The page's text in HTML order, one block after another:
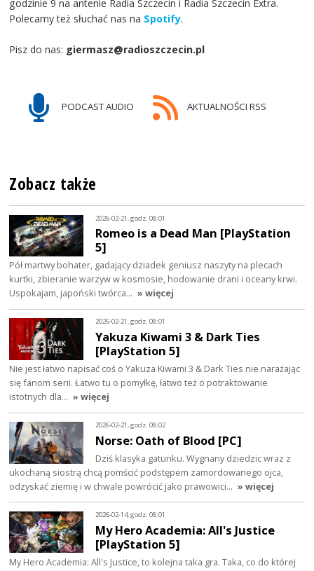
godzinie 9 na antenie Radia Szczecin i Radia Szczecin Extra.
Polecamy też słuchać nas na Spotify.
Pisz do nas: giermasz@radioszczecin.pl
PODCAST AUDIO AKTUALNOŚCI RSS
Zobacz także
2026-02-21, godz. 08:01
Romeo is a Dead Man [PlayStation
5]
Pół martwy bohater, gadający dziadek geniusz naszyty na plecach
kurtki, zbieranie warzyw w kosmosie, hodowanie drani i oceany krwi.
Uspokajam, japoński twórca… » więcej
2026-02-21, godz. 08:01
Yakuza Kiwami 3 & Dark Ties
[PlayStation 5]
Nie jest łatwo napisać coś o Yakuza Kiwami 3 & Dark Ties nie narażając
się fanom serii. Łatwo tu o pomyłkę, łatwo też o potraktowanie
istotnych dla… » więcej
2026-02-21, godz. 08:02
Norse: Oath of Blood [PC]
Dziś klasyka gatunku. Wygnany dziedzic wraz z
ukochaną siostrą chcą pomścić podstępem zamordowanego ojca,
odzyskać ziemię i w chwale powrócić jako prawowici… » więcej
2026-02-14, godz. 08:01
My Hero Academia: All's Justice
[PlayStation 5]
My Hero Academia: All's Justice, to kolejna taka gra. Taka, co do której